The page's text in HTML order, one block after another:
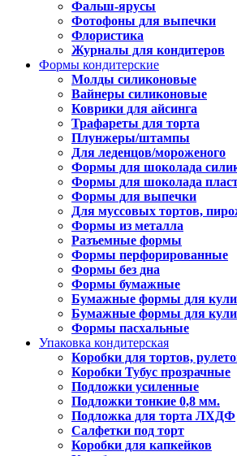
Фальш-ярусы
Фотофоны для выпечки
Флористика
Журналы для кондитеров
Формы кондитерские
Молды силиконовые
Вайнеры силиконовые
Коврики для айсинга
Трафареты для торта
Плунжеры/штампы
Для леденцов/мороженого
Формы для шоколада
Формы для шоколада
Формы для выпечки
Для муссовых тортов,
Формы из металла
Разъемные формы
Формы перфорированные
Формы без дна
Формы бумажные
Бумажные формы для
Бумажные формы для
Формы пасхальные
Упаковка кондитерская
Коробки для тортов,
Коробки Тубус прозрачные
Подложки усиленные
Подложки тонкие 0,8 мм.
Подложка для торта ЛХДФ
Салфетки под торт
Коробки для капкейков